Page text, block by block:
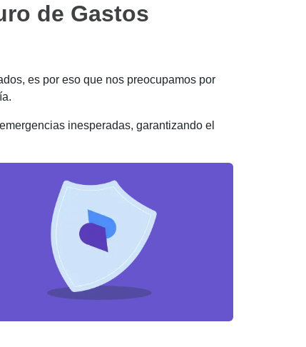
de Gastos
es por eso que nos preocupamos por
inesperadas, garantizando el